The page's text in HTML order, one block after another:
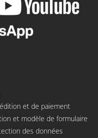
et de paiement
et modèle de formulaire
des données